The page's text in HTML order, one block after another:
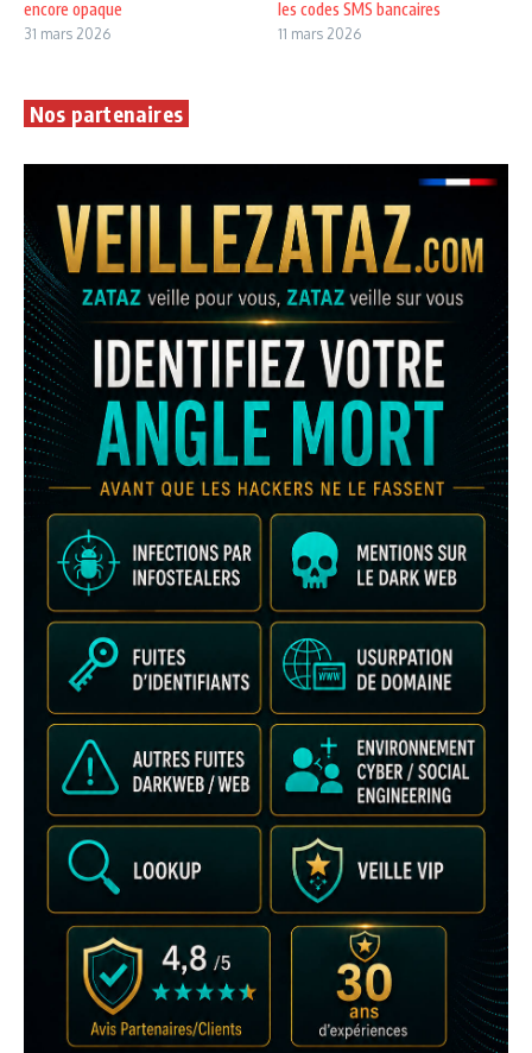
encore opaque
31 mars 2026
les codes SMS bancaires
11 mars 2026
Nos partenaires